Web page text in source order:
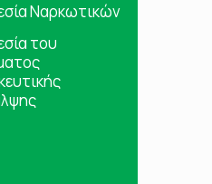
Ναρκωτικών
του